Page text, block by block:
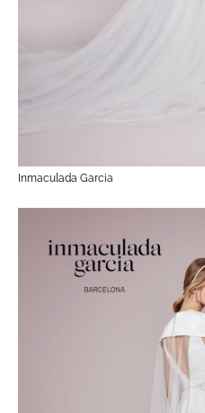
Inmaculada Garcia